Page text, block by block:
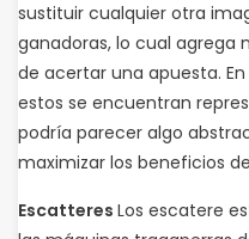
sustituir cualquier otra
ganadoras, lo cual agrega
de acertar una apuesta. En
estos se encuentran
podría parecer algo
maximizar los beneficios
Escatteres Los escatere